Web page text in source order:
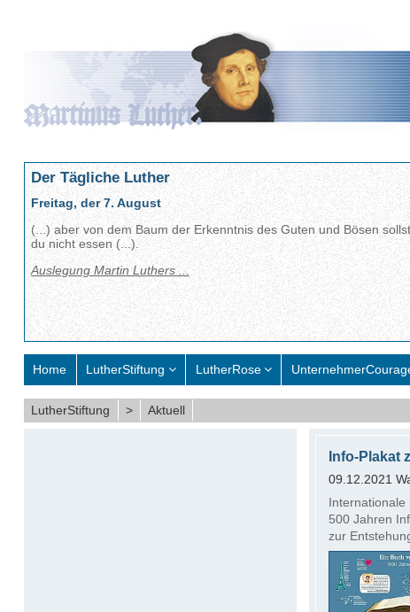
Der Tägliche Luther
Freitag, der 7. August
(...) aber von dem Baum der Erkenntnis des Guten und Bösen sollst
du nicht essen (...).
Auslegung Martin Luthers ...
Home LutherStiftung LutherRose
LutherStiftung > Aktuell
Info-Plakat
09.12.2021
500 Jahren
zur